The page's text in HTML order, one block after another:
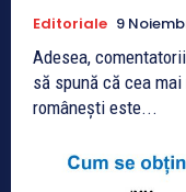
Editoriale 9
Adesea,
să spună că cea
românești este...